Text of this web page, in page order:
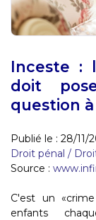
Inceste :
doit
question
Publié le : 28/11/
Droit pénal /
Source :
C'est un
enfants